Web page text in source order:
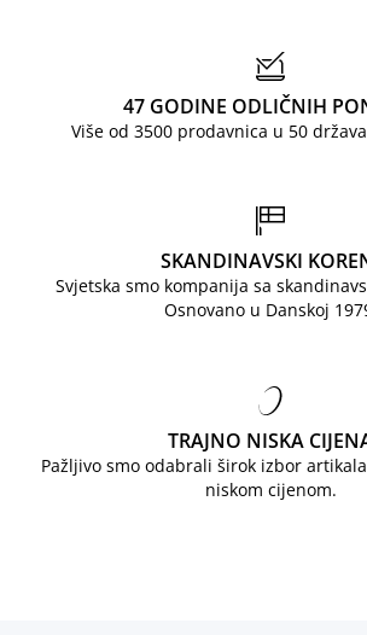
47 GODINE ODLIČNIH
Više od 3500 prodavnica u 50
SKANDINAVSKI
Svjetska smo kompanija sa
Osnovano u Danskoj
TRAJNO NISKA
Pažljivo smo odabrali širok izbor
niskom cijenom.